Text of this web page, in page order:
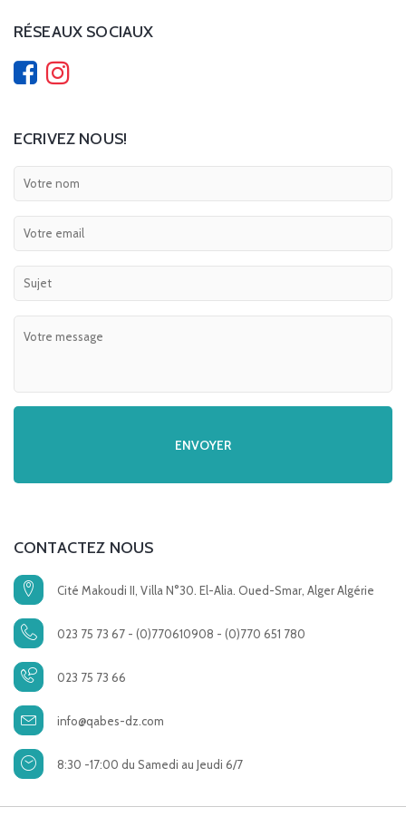
RÉSEAUX SOCIAUX
ECRIVEZ NOUS!
CONTACTEZ NOUS
Cité Makoudi II, Villa N°30. El-Alia. Oued-Smar, Alger Algérie
023 75 73 67 - (0)770610908 - (0)770 651 780
023 75 73 66
info@qabes-dz.com
8:30 -17:00 du Samedi au Jeudi 6/7